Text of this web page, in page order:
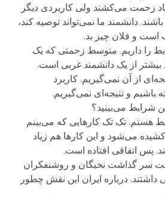
زحمت می‌کشند ولی کاربردی دیگر
دانشمند ما نمی‌تواند توصیه کند،
است و فلان چیز بد.
را داریم. متوسط زحمتی که یک
بیشتر از یک دانشمند غربی است.
از آن نمی‌گیریم. کاربرد
باشیم و نتیجه‌ای نمی‌گیریم.
شرایط می‌بینید؟
هستم. تک تک کارهایی که می‌بینم
می‌شود و این کارها هم زیاد
پس اتفاقی افتاده است.
سر گذاشت نخبگان و روشنفکران
درباره ایران این نقش چطور